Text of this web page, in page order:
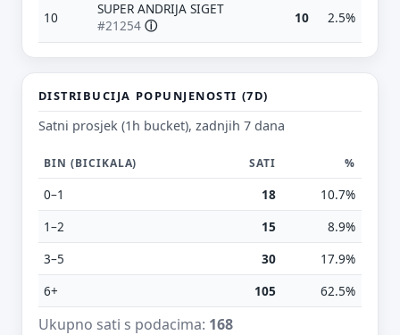
10
SUPER ANDRIJA SIGET
#21254 ⓘ 10 2.5%
DISTRIBUCIJA POPUNJENOSTI (7D)
Satni prosjek (1h bucket), zadnjih 7 dana
BIN (BICIKALA) SATI %
0–1 18
10.7%
1–2
15
8.9%
3–5
30
17.9%
6+
105 62.5%
Ukupno sati s podacima: 168
Što bi ti ovdje bilo korisno? Koje pitanje želiš da ova
stranica može odgovoriti? (npr. “kada je
najpraznije?”, “što znači ovaj skok?”, “što još
usporediti?”)
Vrsta poruke
Povratna informacija
Prijava problema
Tvoj prijedlog